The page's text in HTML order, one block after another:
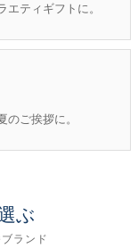
ティギフトに。
ご挨拶に。
ぶ
ランド